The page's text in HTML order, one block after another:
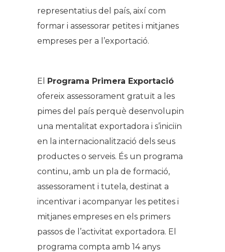
representatius del país, així com
formar i assessorar petites i mitjanes
empreses per a l’exportació.
El Programa Primera Exportació
ofereix assessorament gratuït a les
pimes del país perquè desenvolupin
una mentalitat exportadora i s’iniciïn
en la internacionalització dels seus
productes o serveis. És un programa
continu, amb un pla de formació,
assessorament i tutela, destinat a
incentivar i acompanyar les petites i
mitjanes empreses en els primers
passos de l’activitat exportadora. El
programa compta amb 14 anys